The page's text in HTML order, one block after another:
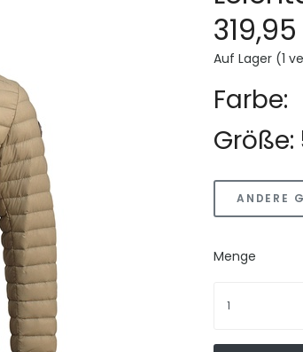
Auf Lager (1
Farbe:
Größe:
ANDERE
Menge